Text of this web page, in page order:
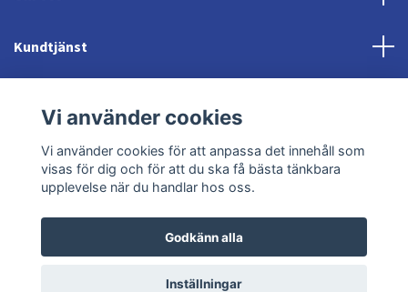
Kundtjänst
Sociala medier
© 2026 Jonröds EquishopPowered by Quickbutik
Vi använder cookies
Vi använder cookies för att anpassa det innehåll som
visas för dig och för att du ska få bästa tänkbara
upplevelse när du handlar hos oss.
Godkänn alla
Inställningar